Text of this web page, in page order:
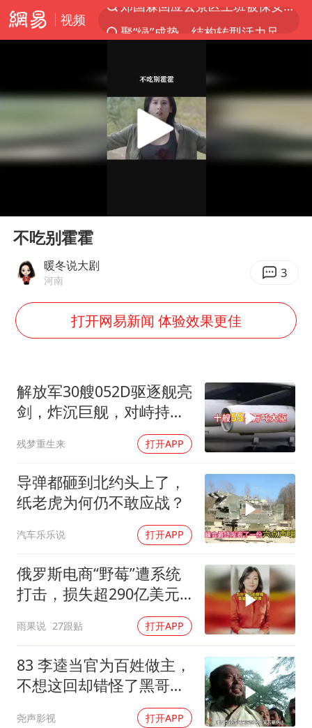
视频
印度暴发金迪普拉病毒
41岁女子为鼓励女儿考上985研究生
80后女柜员获聘4200亿银行副行长
陕西潼关强降雨引发土崖滑坡1人失联
你常吃的兰州拉面要改名了
河南试行周五下午弹性离岗
小伙靠AI减肥 45天瘦40斤进了ICU
李亚鹏向地铁吐血女孩捐99999元
新华社权威快报|我国编制完成新版全月地质图
中国经济展现强大韧性和活力
Play
不吃别霍霍
暖冬说大剧
河南 3
打开网易新闻 体验效果更佳
解放军30艘052D驱逐舰亮
剑，炸沉巨舰，对峙持续
残梦重生来 打开APP
导弹都砸到北约头上了，
纸老虎为何仍不敢应战？
汽车乐乐说 打开APP
俄罗斯电商“野莓”遭系统
打击，损失超290亿美元#
雨果说 27跟贴 打开APP
83 李逵当官为百姓做主，
不想这回却错怪了黑哥要
尧声影视 打开APP